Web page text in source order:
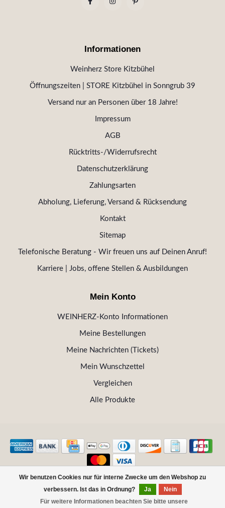
Wir benutzen Cookies nur für interne Zwecke um den Webshop zu
verbessern. Ist das in Ordnung?
Ja
Nein
Für weitere Informationen beachten Sie bitte unsere
Informationen
Weinherz Store Kitzbühel
Öffnungszeiten | STORE Kitzbühel in Sonngrub 39
Versand nur an Personen über 18 Jahre!
Impressum
AGB
Rücktritts-/Widerrufsrecht
Datenschutzerklärung
Zahlungsarten
Abholung, Lieferung, Versand & Rücksendung
Kontakt
Sitemap
Telefonische Beratung - Wir freuen uns auf Deinen Anruf!
Karriere | Jobs, offene Stellen & Ausbildungen
Mein Konto
WEINHERZ-Konto Informationen
Meine Bestellungen
Meine Nachrichten (Tickets)
Mein Wunschzettel
Vergleichen
Alle Produkte
© Copyright 2026 WEINHERZ Kitzbühel - Die VINOTHEK in
FILTER